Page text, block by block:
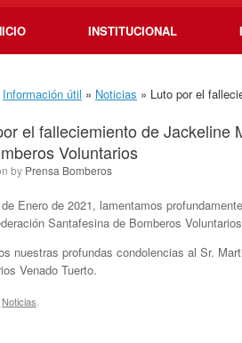
INSTITUCIONAL
Información útil » Noticias » Luto por el
el falleciemiento de Jackeline
Voluntarios
by Prensa Bomberos
Enero de 2021, lamentamos
Santafesina de Bomberos
nuestras profundas condolencias al Sr.
Venado Tuerto.
Noticias